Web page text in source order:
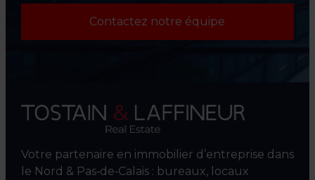
Contactez notre équipe
Votre partenaire en immobilier d’entreprise dans
le Nord & Pas‑de‑Calais : bureaux, locaux